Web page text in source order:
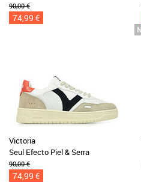
90,00 €
74,99 €
Victoria
Seul Efecto Piel & Serra
90,00 €
74,99 €